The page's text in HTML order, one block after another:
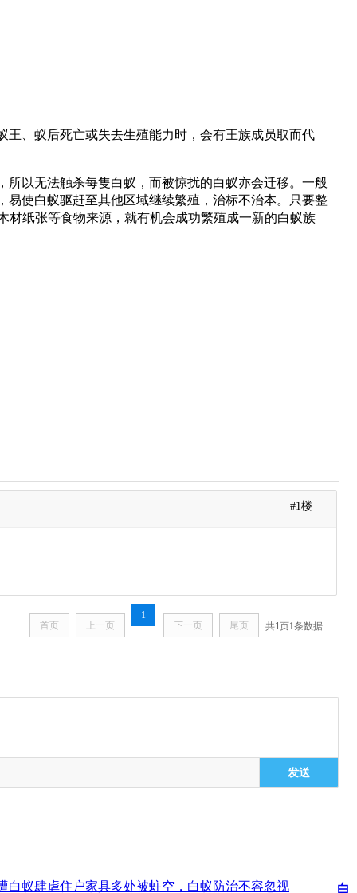
、蚁后死亡或失去生殖能力时，会有王族成员取而代
以无法触杀每隻白蚁，而被惊扰的白蚁亦会迁移。 一般
使白蚁驱赶至其他区域继续繁殖，治标不治本。
只要整
材纸张等食物来源，就有机会成功繁殖成一新的白蚁族
#1楼
首页 上一页
1
下一页
尾页 共1页1条数据
发送
白蚁肆虐住户家具多处被蛀空，白蚁防治不容忽视
白